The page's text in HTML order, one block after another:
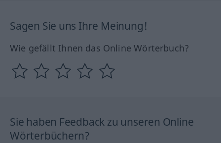
Sagen Sie uns Ihre Meinung!
Wie gefällt Ihnen das Online Wörterbuch?
Sie haben Feedback zu unseren Online
Wörterbüchern?